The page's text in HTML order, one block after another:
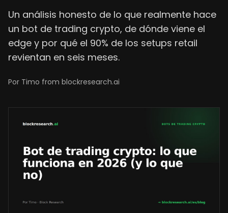
Un análisis honesto de lo que realmente hace
un bot de trading crypto, de dónde viene el
edge y por qué el 90% de los setups retail
revientan en seis meses.
Por Timo from blockresearch.ai